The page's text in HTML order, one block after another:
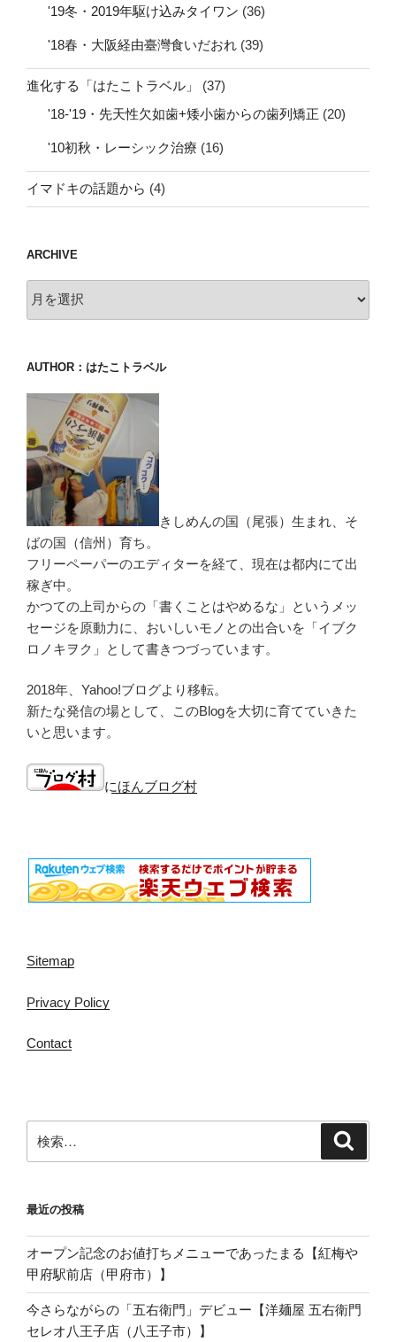
'19冬・2019年駆け込みタイワン (36)
'18春・大阪経由臺灣食いだおれ (39)
進化する「はたこトラベル」
(37)
'18-'19・先天性欠如歯+矮小歯からの歯列矯正 (20)
'10初秋・レーシック治療 (16)
イマドキの話題から (4)
ARCHIVE
AUTHOR：はたこトラベル
きしめんの国（尾張）生まれ、そ
ばの国（信州）育ち。
フリーペーパーのエディターを経て、現在は都内にて出
稼ぎ中。
かつての上司からの「書くことはやめるな」というメッ
セージを原動力に、おいしいモノとの出合いを「イブク
ロノキヲク」として書きつづっています。
2018年、Yahoo!ブログより移転。
新たな発信の場として、このBlogを大切に育てていきた
いと思います。
にほんブログ村
Sitemap
Privacy Policy
Contact
索:
最近の投稿
オープン記念のお値打ちメニューであったまる【紅梅や
甲府駅前店（甲府市）】
今さらながらの「五右衛門」デビュー【洋麺屋 五右衛門
セレオ八王子店（八王子市）】